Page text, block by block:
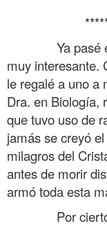
Ya pasé
muy interesante.
le regalé a uno a
Dra. en Biología,
que tuvo uso de
jamás se creyó
milagros del
antes de morir
armó toda esta
Por